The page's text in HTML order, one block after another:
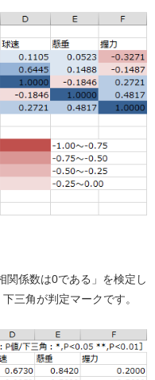
関係数は0である」を検定し
三角が判定マークです。